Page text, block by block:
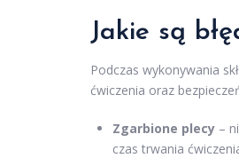
Jakie są
Podczas wykonywania
ćwiczenia oraz
Zgarbione plecy –
czas trwania